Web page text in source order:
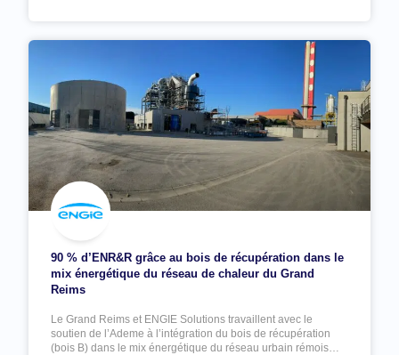
90 % d’ENR&R grâce au bois de récupération dans le
mix énergétique du réseau de chaleur du Grand
Reims
Le Grand Reims et ENGIE Solutions travaillent avec le
soutien de l’Ademe à l’intégration du bois de récupération
(bois B) dans le mix énergétique du réseau urbain rémois…